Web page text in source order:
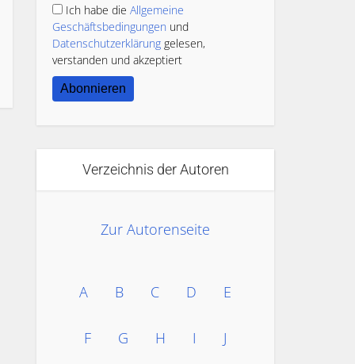
Ich habe die Allgemeine
Geschäftsbedingungen und
Datenschutzerklärung gelesen,
verstanden und akzeptiert
Abonnieren
Verzeichnis der Autoren
Zur Autorenseite
A B C D E
F G H I J